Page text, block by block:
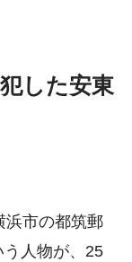
した安東
浜市の都筑郵
人物が、25